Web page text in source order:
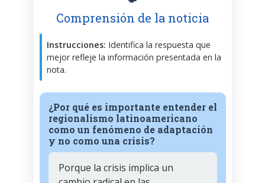
Comprensión de la noticia
Instrucciones: Identifica la respuesta que
mejor refleje la información presentada en la
nota.
¿Por qué es importante entender el
regionalismo latinoamericano
como un fenómeno de adaptación
y no como una crisis?
Porque la crisis implica un